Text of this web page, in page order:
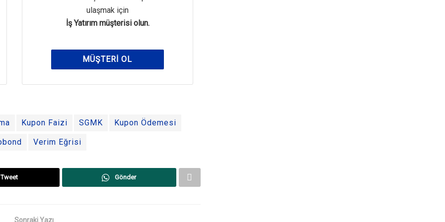
ulaşmak için
İş Yatırım müşterisi olun.
MÜŞTERI OL
Kupon Faizi SGMK Kupon Ödemesi
Verim Eğrisi
Tweet Gönder
Sonraki Yazı